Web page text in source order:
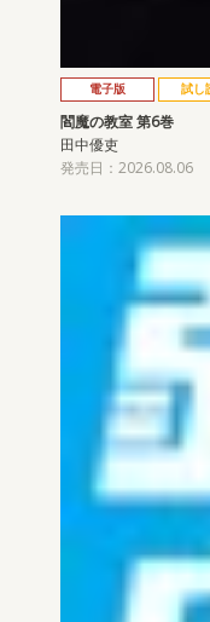
電子版 試し
閻魔の教室 第6巻
田中優吏
発売日：2026.08.06